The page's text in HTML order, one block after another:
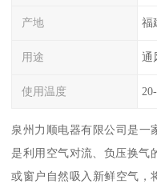
产地 福
用途 通
使用温度
泉州力顺电器有限公司是一
是利用空气对流、负压换气
或窗户自然吸入新鲜空气，